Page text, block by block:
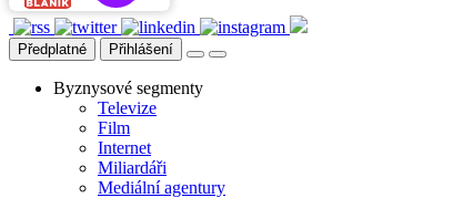
Předplatné Přihlášení
Byznysové segmenty
Televize
Film
Internet
Miliardáři
Mediální agentury